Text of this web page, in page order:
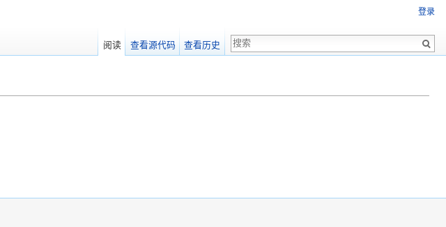
登录
阅读 查看源代码 查看历史